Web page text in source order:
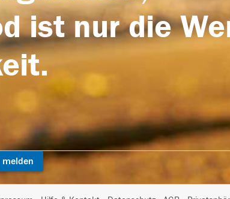
ist nur die
melden